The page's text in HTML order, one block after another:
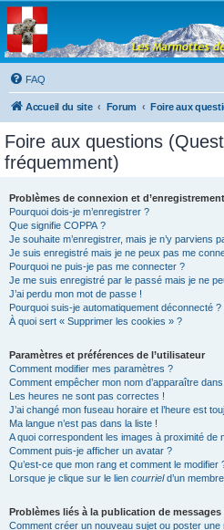
Les Marmottes de
Savoie
Forum d'entraide généalogique
FAQ
Accueil du site Forum
Foire aux questions
fréquemment)
Problèmes de connexion et d’enregistrement
Pourquoi dois-je m’enregistrer ?
Que signifie COPPA ?
Je souhaite m’enregistrer, mais je n’y parviens
Je suis enregistré mais je ne peux pas me
Pourquoi ne puis-je pas me connecter ?
Je me suis enregistré par le passé mais je ne
J’ai perdu mon mot de passe !
Pourquoi suis-je automatiquement déconnecté ?
À quoi sert « Supprimer les cookies » ?
Paramètres et préférences de l’utilisateur
Comment modifier mes paramètres ?
Comment empêcher mon nom d’apparaître
Les heures ne sont pas correctes !
J’ai changé mon fuseau horaire et l’heure est
Ma langue n’est pas dans la liste !
A quoi correspondent les images à proximité de
Comment puis-je afficher un avatar ?
Qu’est-ce que mon rang et comment le modifier
Lorsque je clique sur le lien courrield’un
Problèmes liés à la publication de messages
Comment créer un nouveau sujet ou poster une